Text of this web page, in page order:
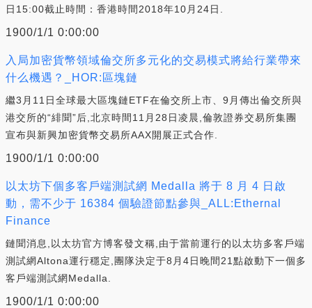
日15:00截止時間：香港時間2018年10月24日.
1900/1/1 0:00:00
入局加密貨幣領域倫交所多元化的交易模式將給行業帶來
什么機遇？_HOR:區塊鏈
繼3月11日全球最大區塊鏈ETF在倫交所上市、9月傳出倫交所與
港交所的“緋聞”后,北京時間11月28日凌晨,倫敦證券交易所集團
宣布與新興加密貨幣交易所AAX開展正式合作.
1900/1/1 0:00:00
以太坊下個多客戶端測試網 Medalla 將于 8 月 4 日啟
動，需不少于 16384 個驗證節點參與_ALL:Ethernal
Finance
鏈聞消息,以太坊官方博客發文稱,由于當前運行的以太坊多客戶端
測試網Altona運行穩定,團隊決定于8月4日晚間21點啟動下一個多
客戶端測試網Medalla.
1900/1/1 0:00:00